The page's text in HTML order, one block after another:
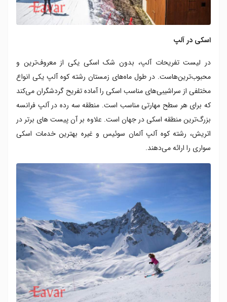
اسکی در آلپ
در لیست تفریحات آلپ، بدون شک اسکی یکی از معروف‌ترین و
محبوب‌ترین‌هاست. در طول ماه‌های زمستان رشته کوه آلپ یکی انواع
مختلفی از سراشیبی‌های مناسب اسکی را آماده‌ تفریح گردشگران می‌کند
که برای هر سطح مهارتی مناسب است. منطقه سه رده در آلپ فرانسه
بزرگ‌ترین منطقه اسکی در جهان است. علاوه بر آن پیست های برتر در
اتریش، رشته کوه آلپ آلمان سوئیس و غیره بهترین خدمات اسکی
سواری را ارائه می‌دهند.